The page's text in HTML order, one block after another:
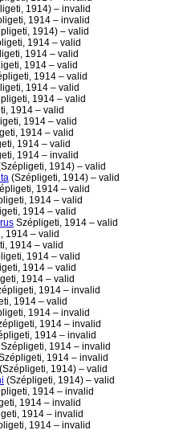
1914) – invalid
1914 – invalid
1914) – valid
1914 – valid
1914 – valid
1914 – valid
1914 – valid
1914 – valid
1914 – valid
1914 – valid
1914 – valid
1914 – valid
1914 – valid
1914 – invalid
1914) – valid
(Szépligeti, 1914) – valid
1914 – valid
1914 – valid
1914 – valid
Szépligeti, 1914 – valid
1914 – valid
1914 – valid
1914 – valid
1914 – valid
1914 – valid
1914 – invalid
1914 – valid
1914 – invalid
1914 – invalid
1914 – invalid
Szépligeti, 1914 – invalid
1914 – invalid
(Szépligeti, 1914) – valid
(Szépligeti, 1914) – valid
1914 – invalid
1914 – invalid
1914 – invalid
1914 – invalid